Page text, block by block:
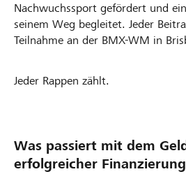
Nachwuchssport gefördert und
seinem Weg begleitet. Jeder
Teilnahme an der BMX-WM in
Jeder Rappen zählt.
Was passiert mit dem
erfolgreicher